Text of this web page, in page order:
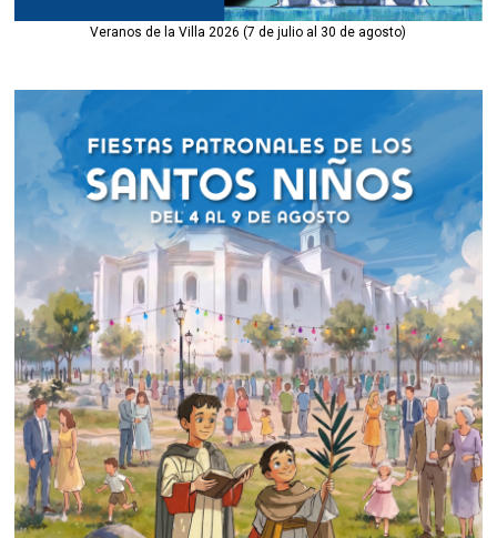
Veranos de la Villa 2026 (7 de julio al 30 de agosto)